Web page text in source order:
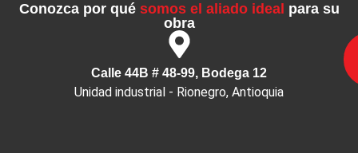
Conozca por qué somos el aliado ideal para su
obra
Calle 44B # 48-99, Bodega 12
Unidad industrial - Rionegro, Antioquia